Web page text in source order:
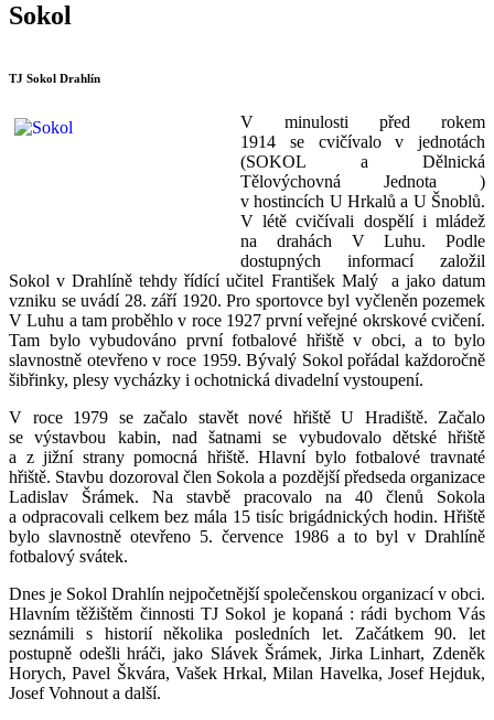
Sokol
TJ Sokol Drahlín
V minulosti před rokem
1914 se cvičívalo v jednotách
(SOKOL a Dělnická
Tělovýchovná Jednota )
v hostincích U Hrkalů a U Šnoblů.
V létě cvičívali dospělí i mládež
na drahách V Luhu. Podle
dostupných informací založil
Sokol v Drahlíně tehdy řídící učitel František Malý a jako datum
vzniku se uvádí 28. září 1920. Pro sportovce byl vyčleněn pozemek
V Luhu a tam proběhlo v roce 1927 první veřejné okrskové cvičení.
Tam bylo vybudováno první fotbalové hřiště v obci, a to bylo
slavnostně otevřeno v roce 1959. Bývalý Sokol pořádal každoročně
šibřinky, plesy vycházky i ochotnická divadelní vystoupení.
V roce 1979 se začalo stavět nové hřiště U Hradiště. Začalo
se výstavbou kabin, nad šatnami se vybudovalo dětské hřiště
a z jižní strany pomocná hřiště. Hlavní bylo fotbalové travnaté
hřiště. Stavbu dozoroval člen Sokola a pozdější předseda organizace
Ladislav Šrámek. Na stavbě pracovalo na 40 členů Sokola
a odpracovali celkem bez mála 15 tisíc brigádnických hodin. Hřiště
bylo slavnostně otevřeno 5. července 1986 a to byl v Drahlíně
fotbalový svátek.
Dnes je Sokol Drahlín nejpočetnější společenskou organizací v obci.
Hlavním těžištěm činnosti TJ Sokol je kopaná : rádi bychom Vás
seznámili s historií několika posledních let. Začátkem 90. let
postupně odešli hráči, jako Slávek Šrámek, Jirka Linhart, Zdeněk
Horych, Pavel Škvára, Vašek Hrkal, Milan Havelka, Josef Hejduk,
Josef Vohnout a další.